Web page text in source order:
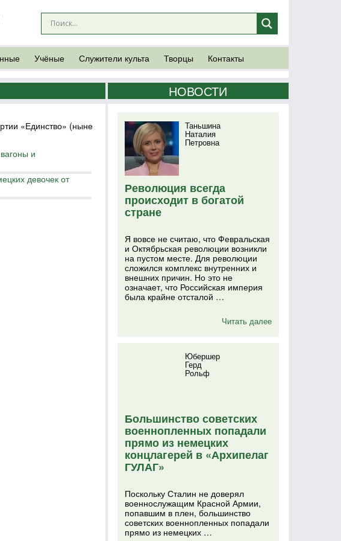
Учёные Служители культа Творцы Контакты
«Единство» (ныне
и
девочек от
НОВОСТИ
Таньшина
Наталия
Петровна
Революция всегда
происходит в богатой
стране
Я вовсе не считаю, что Февральская
и Октябрьская революции возникли
на пустом месте. Для революции
сложился комплекс внутренних и
внешних причин. Но это не
означает, что Российская империя
была крайне отсталой …
Читать далее
Юбершер
Герд
Рольф
Большинство советских
военнопленных попадали
прямо из немецких
концлагерей в «Архипелаг
ГУЛАГ»
Поскольку Сталин не доверял
военнослужащим Красной Армии,
попавшим в плен, большинство
советских военнопленных попадали
прямо из немецких …